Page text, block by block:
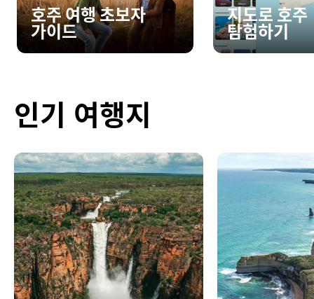
호주 여행 초보자
가이드
지도로 호주
탐험하기
인기 여행지